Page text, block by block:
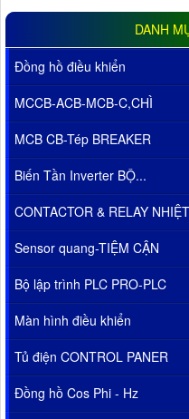
DANH
Đồng hồ điều khiển
MCCB-ACB-MCB-C,CHÌ
MCB CB-Tép BREAKER
Biến Tần Inverter BỘ...
CONTACTOR & RELAY NHIỆT
Sensor quang-TIỆM CẬN
Bộ lập trình PLC PRO-PLC
Màn hình điều khiển
Tủ điện CONTROL PANER
Đồng hồ Cos Phi - Hz